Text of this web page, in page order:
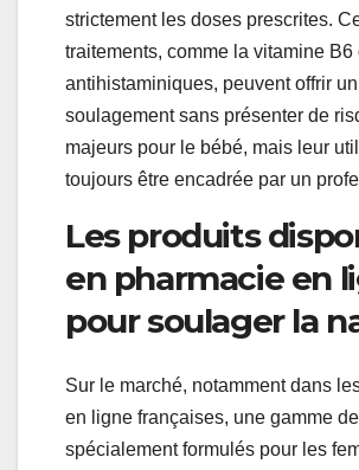
strictement les doses prescrites.
traitements, comme la vitamine B6
antihistaminiques, peuvent offrir un
soulagement sans présenter de
majeurs pour le bébé, mais leur
toujours être encadrée par un
Les produits
en pharmacie en
pour soulager la
Sur le marché, notamment dans
en ligne françaises, une gamme
spécialement formulés pour les